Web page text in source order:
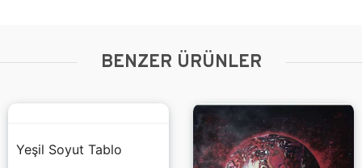
BENZER ÜRÜNLER
Yeşil Soyut Tablo